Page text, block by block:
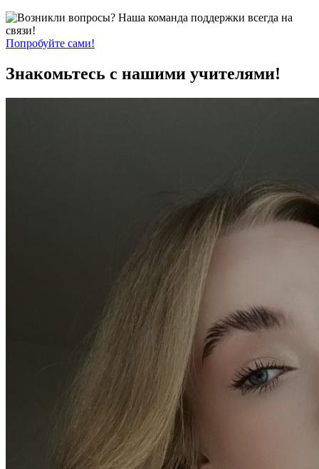
Попробуйте сами!
Знакомьтесь с нашими учителями!